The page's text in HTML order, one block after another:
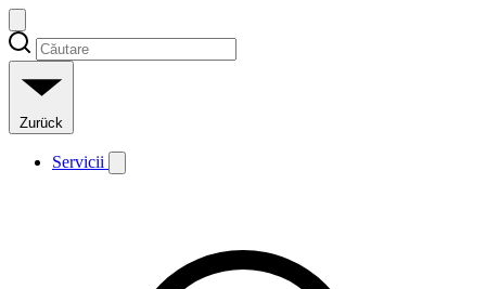
Zurück
Servicii